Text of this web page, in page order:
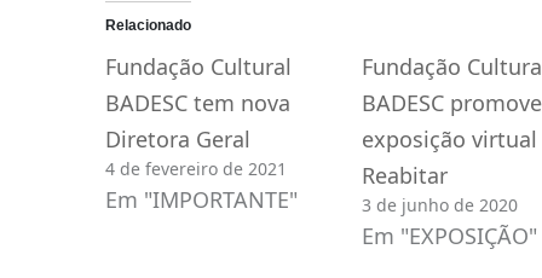
Relacionado
Fundação Cultural
BADESC tem nova
Diretora Geral
4 de fevereiro de 2021
Em "IMPORTANTE"
Fundação
BADESC promove
exposição virtual
Reabitar
3 de junho de 2020
Em "EXPOSIÇÃO"